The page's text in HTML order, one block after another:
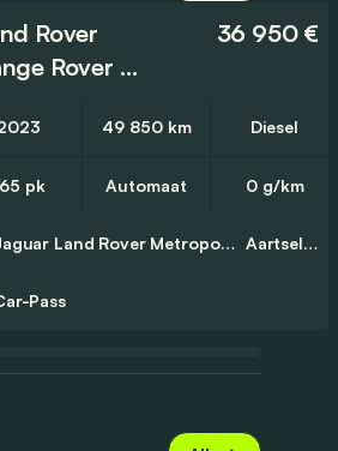
Rover
Range Rover Evoque
36 950 €
49 850 km Diesel
pk Automaat 0 g/km
Jaguar Land Rover Metropool Zuid Aartselaar
Pass